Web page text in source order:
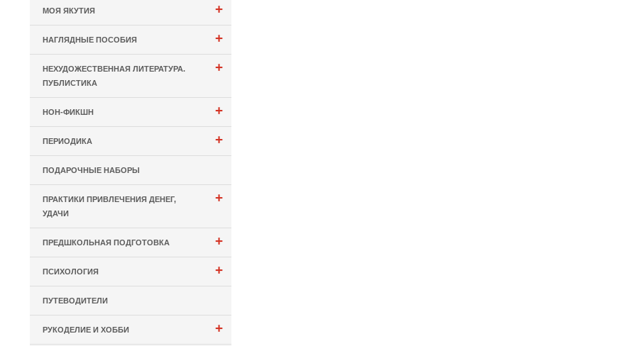
+
МОЯ ЯКУТИЯ
+
НАГЛЯДНЫЕ ПОСОБИЯ
+
НЕХУДОЖЕСТВЕННАЯ ЛИТЕРАТУРА.
ПУБЛИСТИКА
+
НОН-ФИКШН
+
ПЕРИОДИКА
ПОДАРОЧНЫЕ НАБОРЫ
+
ПРАКТИКИ ПРИВЛЕЧЕНИЯ ДЕНЕГ,
УДАЧИ
+
ПРЕДШКОЛЬНАЯ ПОДГОТОВКА
+
ПСИХОЛОГИЯ
ПУТЕВОДИТЕЛИ
+
РУКОДЕЛИЕ И ХОББИ